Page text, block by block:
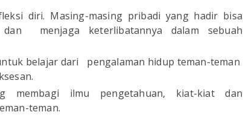
diri. Masing-masing pribadi yang hadir bisa
menjaga keterlibatannya dalam sebuah
belajar dari pengalaman hidup teman-teman
membagi ilmu pengetahuan, kiat-kiat dan
teman.